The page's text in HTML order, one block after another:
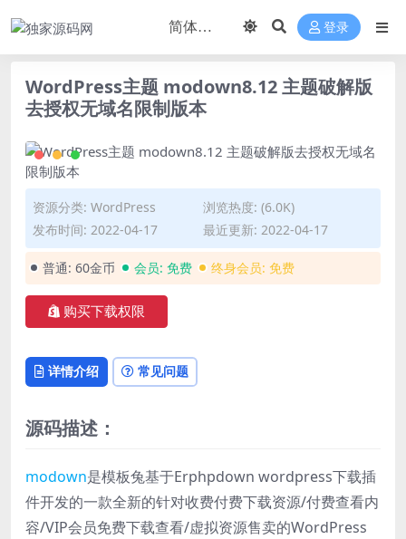
登录
WordPress主题 modown8.12 主题破解版
去授权无域名限制版本
资源分类: WordPress
浏览热度: (6.0K)
发布时间: 2022-04-17
最近更新: 2022-04-17
普通: 60金币 会员: 免费 终身会员: 免费
购买下载权限
详情介绍 常见问题
源码描述：
modown是模板兔基于Erphpdown wordpress下载插
件开发的一款全新的针对收费付费下载资源/付费查看内
容/VIP会员免费下载查看/虚拟资源售卖的WordPress